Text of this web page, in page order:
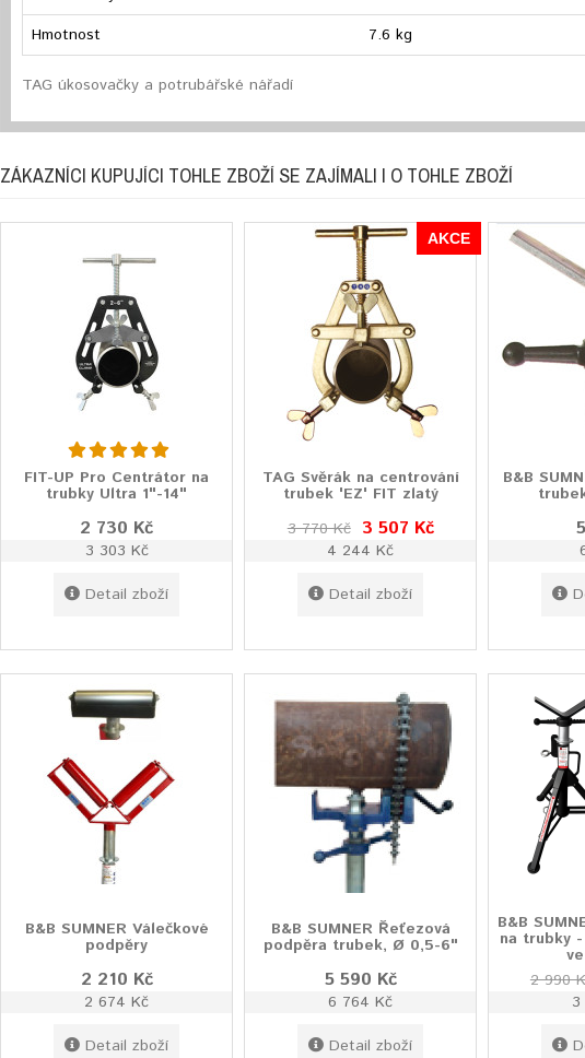
Hmotnost
7.6 kg
TAG úkosovačky a potrubářské nářadí
ZÁKAZNÍCI KUPUJÍCI TOHLE ZBOŽÍ SE ZAJÍMALI I O TOHLE ZBOŽÍ
FIT-UP Pro Centrátor na
trubky Ultra 1"-14"
2 730 Kč
3 303 Kč
Detail zboží
AKCE
TAG Svěrák na centrování
trubek 'EZ' FIT zlatý
3 770 Kč 3 507 Kč
4 244 Kč
Detail zboží
B&B
B&B SUMNER Válečkové
podpěry
2 210 Kč
2 674 Kč
Detail zboží
B&B SUMNER Řeťezová
podpěra trubek, Ø 0,5-6"
5 590 Kč
6 764 Kč
Detail zboží
B&B
na trubky
2 990